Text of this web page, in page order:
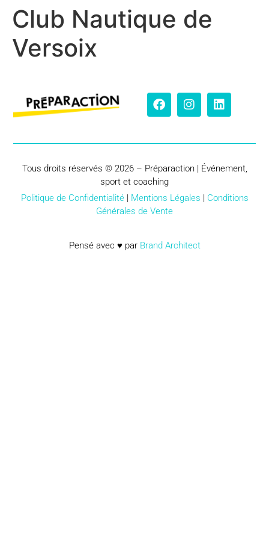
Club Nautique de
Versoix
Tous droits réservés © 2026 – Préparaction | Événement,
sport et coaching
Politique de Confidentialité| Mentions Légales | Conditions
Générales de Vente
Pensé avec ♥ par Brand Architect